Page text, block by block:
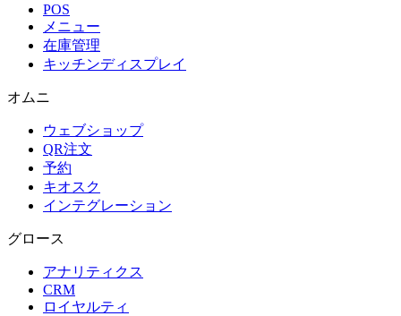
POS
メニュー
在庫管理
キッチンディスプレイ
オムニ
ウェブショップ
QR注文
予約
キオスク
インテグレーション
グロース
アナリティクス
CRM
ロイヤルティ